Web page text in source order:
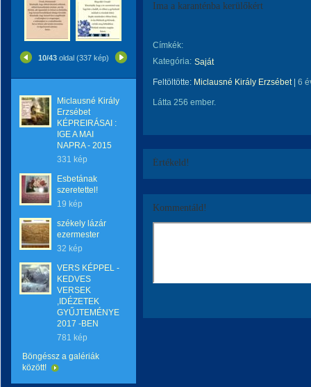
10/43 oldal (337 kép)
Miclausné Király
Erzsébet
KÉPREIRÁSAI :
IGE A MAI
NAPRA - 2015
331 kép
Esbetának
szeretettel!
19 kép
székely lázár
ezermester
32 kép
VERS KÉPPEL -
KEDVES
VERSEK
,IDÉZETEK
GYŰJTEMÉNYE
2017 -BEN
781 kép
Böngéssz a galériák
között!
Ima a karanténba kerülőkért
Címkék:
Kategória: Saját
Feltöltötte: Miclausné Király Erzsébet| 6
Látta 256 ember.
Értékeld!
Kommentáld!